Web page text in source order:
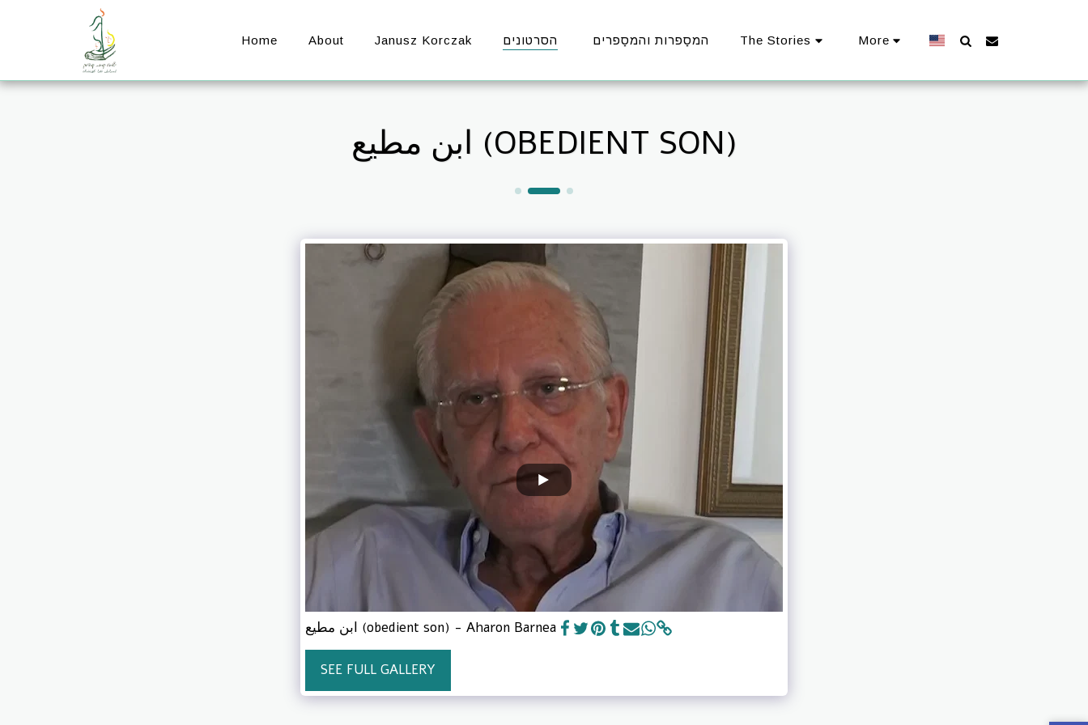
Home About Janusz Korczak הסרטונים המסַפרות והמסַפרים The Stories More
ابن مطيع (OBEDIENT SON)
ابن مطيع (obedient son) - Aharon Barnea
SEE FULL GALLERY